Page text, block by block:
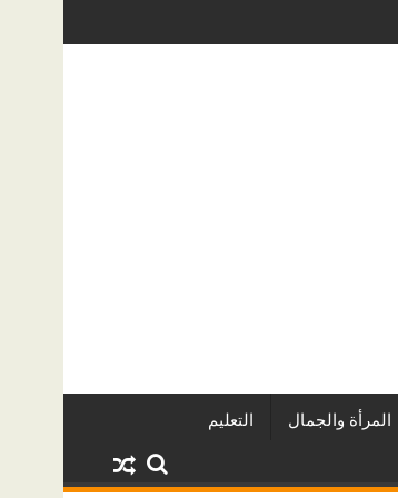
دليل عملي لأصحاب المنازل في الرياض
المرأة والجمال التعليم